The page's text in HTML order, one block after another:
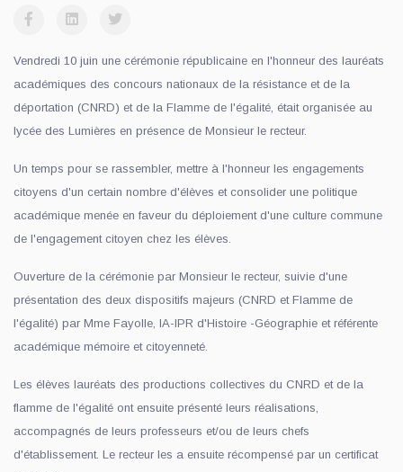
Vendredi 10 juin une cérémonie républicaine en l'honneur des lauréats
académiques des concours nationaux de la résistance et de la
déportation (CNRD) et de la Flamme de l'égalité, était organisée au
lycée des Lumières en présence de Monsieur le recteur.
Un temps pour se rassembler, mettre à l'honneur les engagements
citoyens d'un certain nombre d'élèves et consolider une politique
académique menée en faveur du déploiement d'une culture commune
de l'engagement citoyen chez les élèves.
Ouverture de la cérémonie par Monsieur le recteur, suivie d'une
présentation des deux dispositifs majeurs (CNRD et Flamme de
l'égalité) par Mme Fayolle, IA-IPR d'Histoire -Géographie et référente
académique mémoire et citoyenneté.
Les élèves lauréats des productions collectives du CNRD et de la
flamme de l'égalité ont ensuite présenté leurs réalisations,
accompagnés de leurs professeurs et/ou de leurs chefs
d'établissement. Le recteur les a ensuite récompensé par un certificat